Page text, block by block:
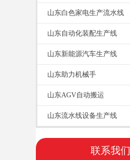
山东白色家电生产流水线
山东自动化装配生产线
山东新能源汽车生产线
山东助力机械手
山东AGV自动搬运
山东流水线设备生产线
联系我们